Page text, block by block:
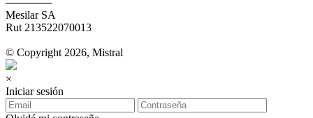
──────
Mesilar SA
Rut 213522070013
© Copyright 2026, Mistral
×
Iniciar sesión